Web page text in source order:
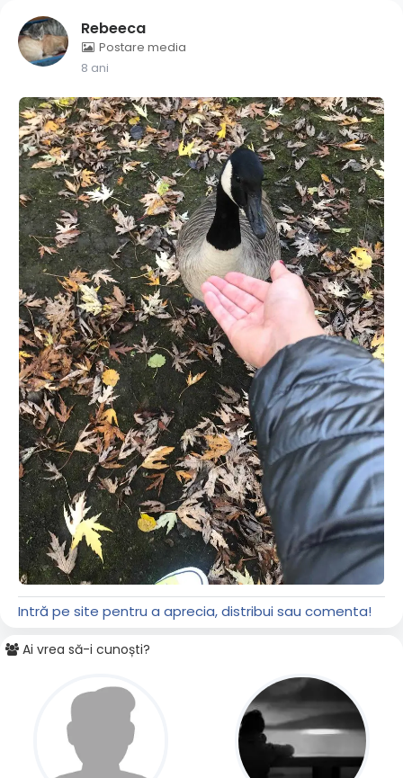
Rebeeca
Postare media
8 ani
Intră pe site pentru a aprecia, distribui sau comenta!
Ai vrea să-i cunoști?